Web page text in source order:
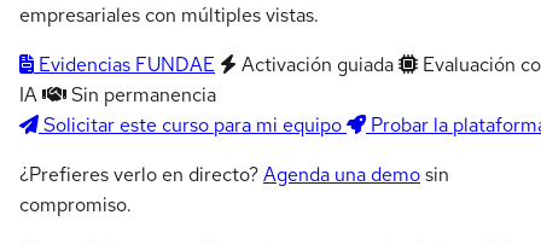
empresariales con múltiples vistas.
Evidencias FUNDAE
Activación guiada
Evaluación
IA
Sin permanencia
Solicitar este curso para mi equipo
Probar la
¿Prefieres verlo en directo?Agenda una demosin
compromiso.